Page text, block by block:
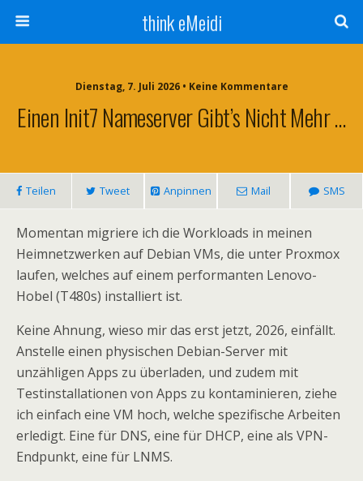
think eMeidi
Dienstag, 7. Juli 2026 • Keine Kommentare
Einen Init7 Nameserver Gibt’s Nicht Mehr …
Teilen Tweet Anpinnen Mail SMS
Momentan migriere ich die Workloads in meinen
Heimnetzwerken auf Debian VMs, die unter Proxmox
laufen, welches auf einem performanten Lenovo-
Hobel (T480s) installiert ist.
Keine Ahnung, wieso mir das erst jetzt, 2026, einfällt.
Anstelle einen physischen Debian-Server mit
unzähligen Apps zu überladen, und zudem mit
Testinstallationen von Apps zu kontaminieren, ziehe
ich einfach eine VM hoch, welche spezifische Arbeiten
erledigt. Eine für DNS, eine für DHCP, eine als VPN-
Endpunkt, eine für LNMS.